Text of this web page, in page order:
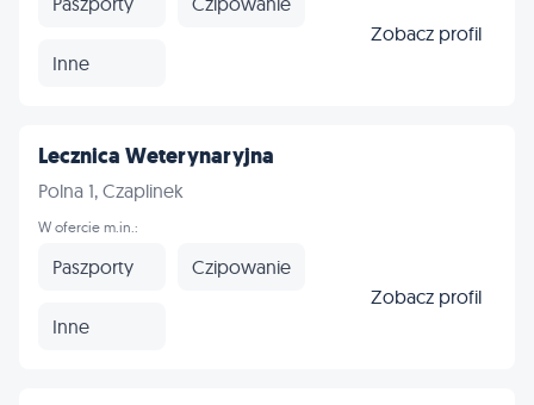
Inne
Zobacz profil
Lecznica Weterynaryjna
Polna 1, Czaplinek
W ofercie m.in.:
Paszporty Czipowanie
Inne
Zobacz profil